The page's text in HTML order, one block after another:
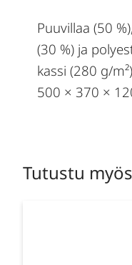
Puuvillaa (50
(30 %) ja
kassi (280 g/
500 × 370 ×
Tutustu myös